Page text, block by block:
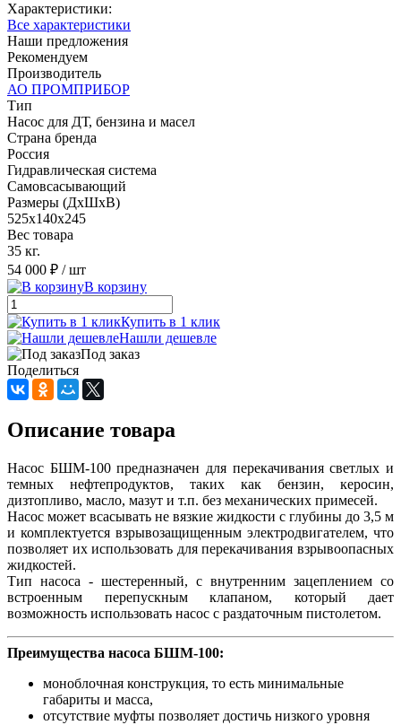
Характеристики:
Все характеристики
Наши предложения
Рекомендуем
Производитель
АО ПРОМПРИБОР
Тип
Насос для ДТ, бензина и масел
Страна бренда
Россия
Гидравлическая система
Cамовсасывающий
Размеры (ДxШxВ)
525х140х245
Вес товара
35 кг.
54 000 ₽ / шт
В корзину
Купить в 1 клик
Нашли дешевле
Под заказ
Поделиться
Описание товара
Насос БШМ-100 предназначен для перекачивания светлых и
темных нефтепродуктов, таких как бензин, керосин,
дизтопливо, масло, мазут и т.п. без механических примесей.
Насос может всасывать не вязкие жидкости с глубины до 3,5 м
и комплектуется взрывозащищенным электродвигателем, что
позволяет их использовать для перекачивания взрывоопасных
жидкостей.
Тип насоса - шестеренный, с внутренним зацеплением со
встроенным перепускным клапаном, который дает
возможность использовать насос с раздаточным пистолетом.
Преимущества насоса БШМ-100:
моноблочная конструкция, то есть минимальные
габариты и масса,
отсутствие муфты позволяет достичь низкого уровня